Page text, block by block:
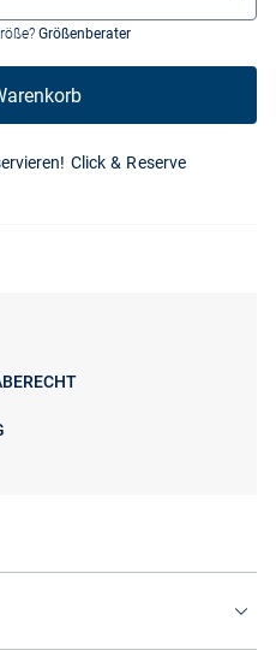
Größenberater
Click & Reserve